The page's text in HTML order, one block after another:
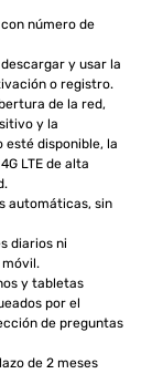
número de
y usar la
o registro.
de la red,
y la
esté disponible, la
LTE de alta
automáticas, sin
diarios ni
móvil.
y tabletas
por el
de preguntas
de 2 meses